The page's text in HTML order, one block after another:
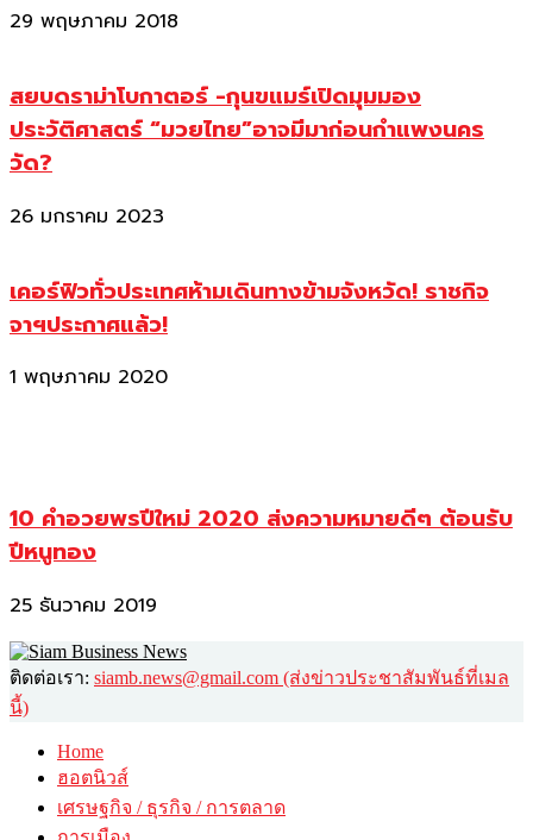
29 พฤษภาคม 2018
สยบดราม่าโบกาตอร์ -กุนขแมร์เปิดมุมมอง
ประวัติศาสตร์ “มวยไทย”อาจมีมาก่อนกำแพงนคร
วัด?
26 มกราคม 2023
เคอร์ฟิวทั่วประเทศห้ามเดินทางข้ามจังหวัด! ราชกิจ
จาฯประกาศแล้ว!
1 พฤษภาคม 2020
10 คำอวยพรปีใหม่ 2020 ส่งความหมายดีๆ ต้อนรับ
ปีหนูทอง
25 ธันวาคม 2019
ติดต่อเรา: siamb.news@gmail.com (ส่งข่าวประชาสัมพันธ์ที่เมล
นี้)
Home
ฮอตนิวส์
เศรษฐกิจ / ธุรกิจ / การตลาด